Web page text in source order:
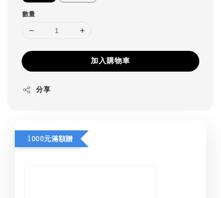
數量
加入購物車
分享
1000元滿額贈